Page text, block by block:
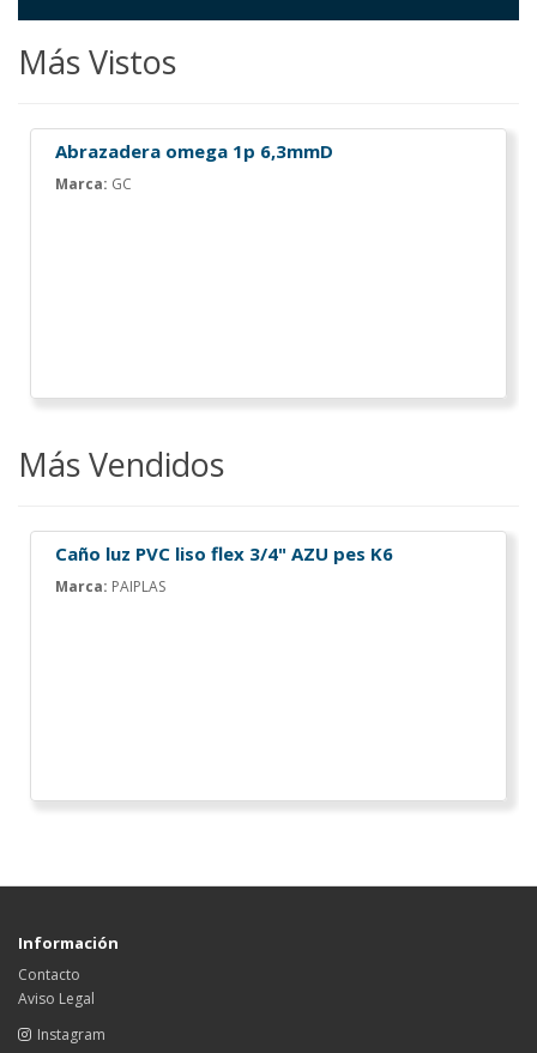
Más Vistos
Abrazadera omega 1p 6,3mmD
Marca: GC
Más Vendidos
Caño luz PVC liso flex 3/4" AZU pes K6
Marca: PAIPLAS
Información
Contacto
Aviso Legal
Instagram